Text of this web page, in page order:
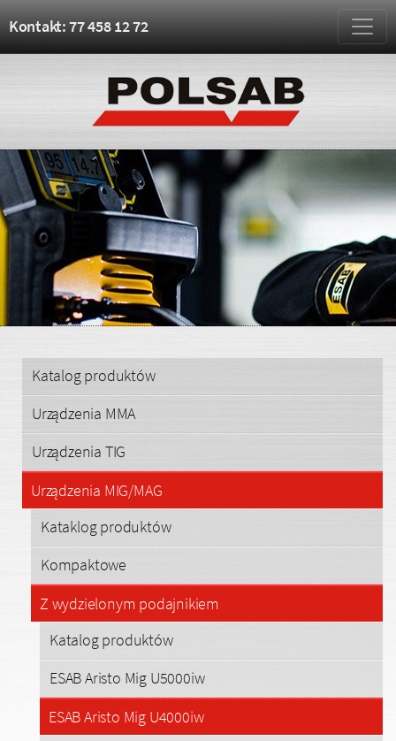
Kontakt: 77 458 12 72
Katalog produktów
Urządzenia MMA
Urządzenia TIG
Urządzenia MIG/MAG
Kataklog produktów
Kompaktowe
Z wydzielonym podajnikiem
Katalog produktów
ESAB Aristo Mig U5000iw
ESAB Aristo Mig U4000iw